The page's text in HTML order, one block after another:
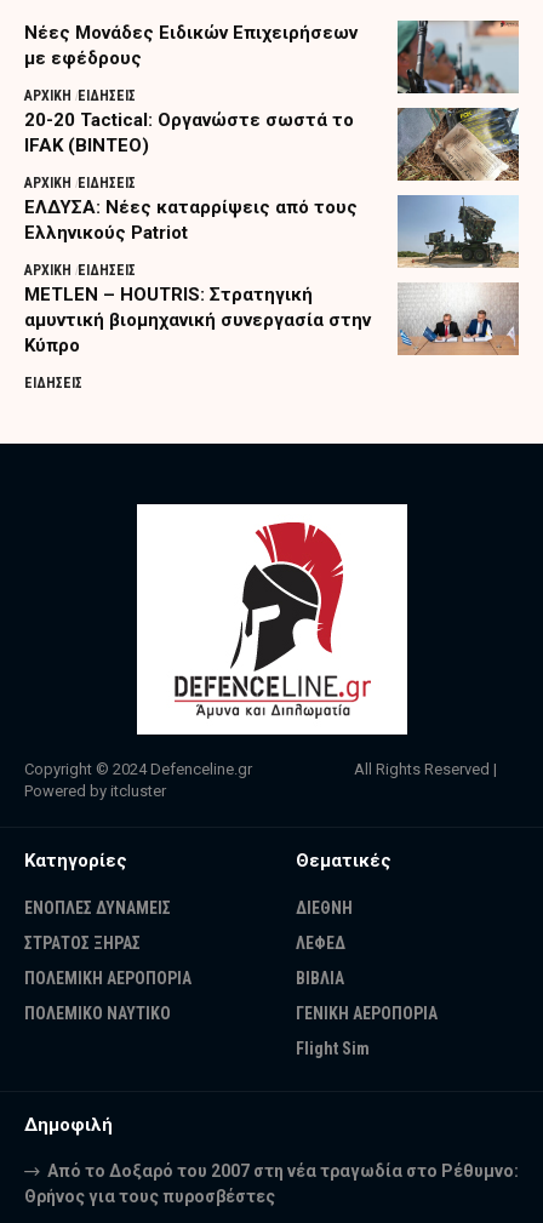
Nέες Μονάδες Ειδικών Επιχειρήσεων
με εφέδρους
ΑΡΧΙΚΗ ΕΙΔΗΣΕΙΣ
20-20 Tactical: Οργανώστε σωστά το
IFAK (ΒΙΝΤΕΟ)
ΑΡΧΙΚΗ ΕΙΔΗΣΕΙΣ
ΕΛΔΥΣΑ: Νέες καταρρίψεις από τους
Ελληνικούς Patriot
ΑΡΧΙΚΗ ΕΙΔΗΣΕΙΣ
METLEN – HOUTRIS: Στρατηγική
αμυντική βιομηχανική συνεργασία στην
Κύπρο
ΕΙΔΗΣΕΙΣ
Copyright © 2024 Defenceline.gr All Rights Reserved |
Powered by itcluster
Κατηγορίες
ΕΝΟΠΛΕΣ ΔΥΝΑΜΕΙΣ
ΣΤΡΑΤΟΣ ΞΗΡΑΣ
ΠΟΛΕΜΙΚΗ ΑΕΡΟΠΟΡΙΑ
ΠΟΛΕΜΙΚΟ ΝΑΥΤΙΚΟ
Θεματικές
ΔΙΕΘΝΗ
ΛΕΦΕΔ
ΒΙΒΛΙΑ
ΓΕΝΙΚΗ ΑΕΡΟΠΟΡΙΑ
Flight Sim
Δημοφιλή
Από το Δοξαρό του 2007 στη νέα τραγωδία στο Ρέθυμνο:
Θρήνος για τους πυροσβέστες